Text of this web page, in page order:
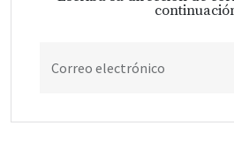
Correo electrónico